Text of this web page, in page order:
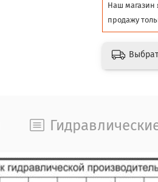
Наш магазин
продажу